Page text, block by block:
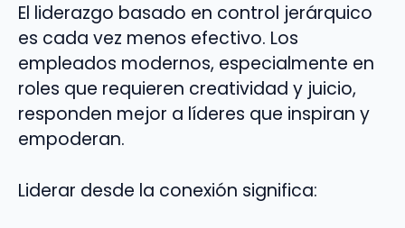
El liderazgo basado en control jerárquico
es cada vez menos efectivo. Los
empleados modernos, especialmente en
roles que requieren creatividad y juicio,
responden mejor a líderes que inspiran y
empoderan.
Liderar desde la conexión significa: